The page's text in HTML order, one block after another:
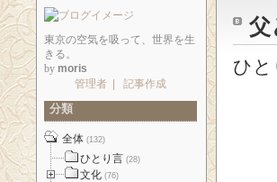
父
ひと
東京の空気を吸って、世界を生
きる。
by moris
管理者
記事作成
分類
全体 (132)
ひとり言 (28)
文化 (76)